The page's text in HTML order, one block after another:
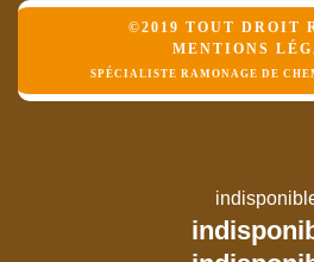
©2019 TOUT DROIT
MENTIONS
SPÉCIALISTE RAMONAGE DE